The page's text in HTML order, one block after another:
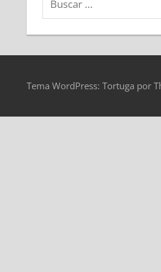
Tema WordPress: Tortuga por